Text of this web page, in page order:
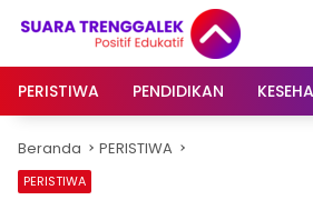
PERISTIWA
PENDIDIKAN
Beranda PERISTIWA
PERISTIWA